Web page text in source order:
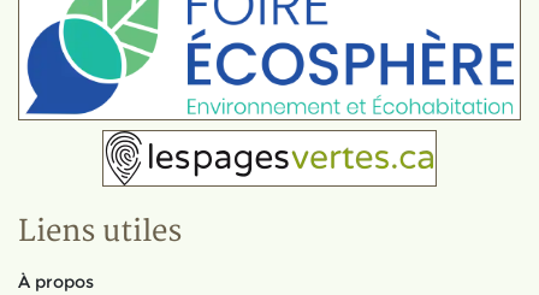
Liens utiles
À propos